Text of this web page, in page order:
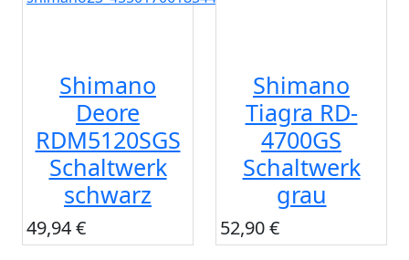
Shimano
Deore
RDM5120SGS
Schaltwerk
schwarz
49,94 €
Shimano
Tiagra RD-
4700GS
Schaltwerk
grau
52,90 €